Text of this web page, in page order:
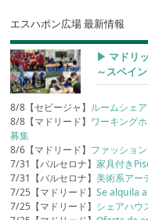
エスハポン広場 最新情報
▶︎ マドリ
～スペイ
8/8【セビージャ】 ルームシェ
8/8【マドリード】 ワーキング
募集
8/6【マドリード】 ファッショ
7/31【バルセロナ】家具付き
7/31【バルセロナ】美術系アー
7/25【マドリード】Se alquila
7/25【マドリード】 シェアハウ